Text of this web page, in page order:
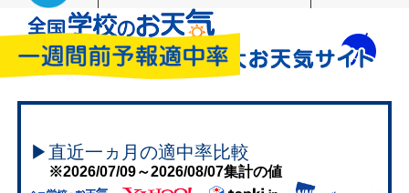
▶直近一ヵ月の適中率比較
※2026/07/09～2026/08/07集計の値